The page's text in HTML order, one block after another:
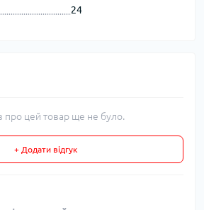
24
про цей товар ще не було.
+ Додати відгук